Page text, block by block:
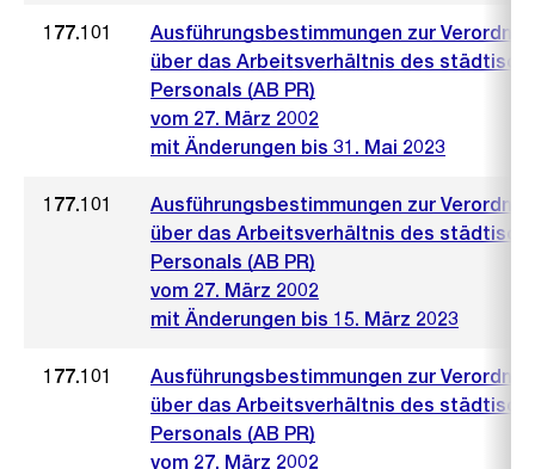
177.101
Ausführungsbestimmungen zur
über das Arbeitsverhältnis des
Personals (AB PR)
vom 27. März 2002
mit Änderungen bis 31. Mai 2023
177.101
Ausführungsbestimmungen zur
über das Arbeitsverhältnis des
Personals (AB PR)
vom 27. März 2002
mit Änderungen bis 15. März 2023
177.101
Ausführungsbestimmungen zur
über das Arbeitsverhältnis des
Personals (AB PR)
vom 27. März 2002